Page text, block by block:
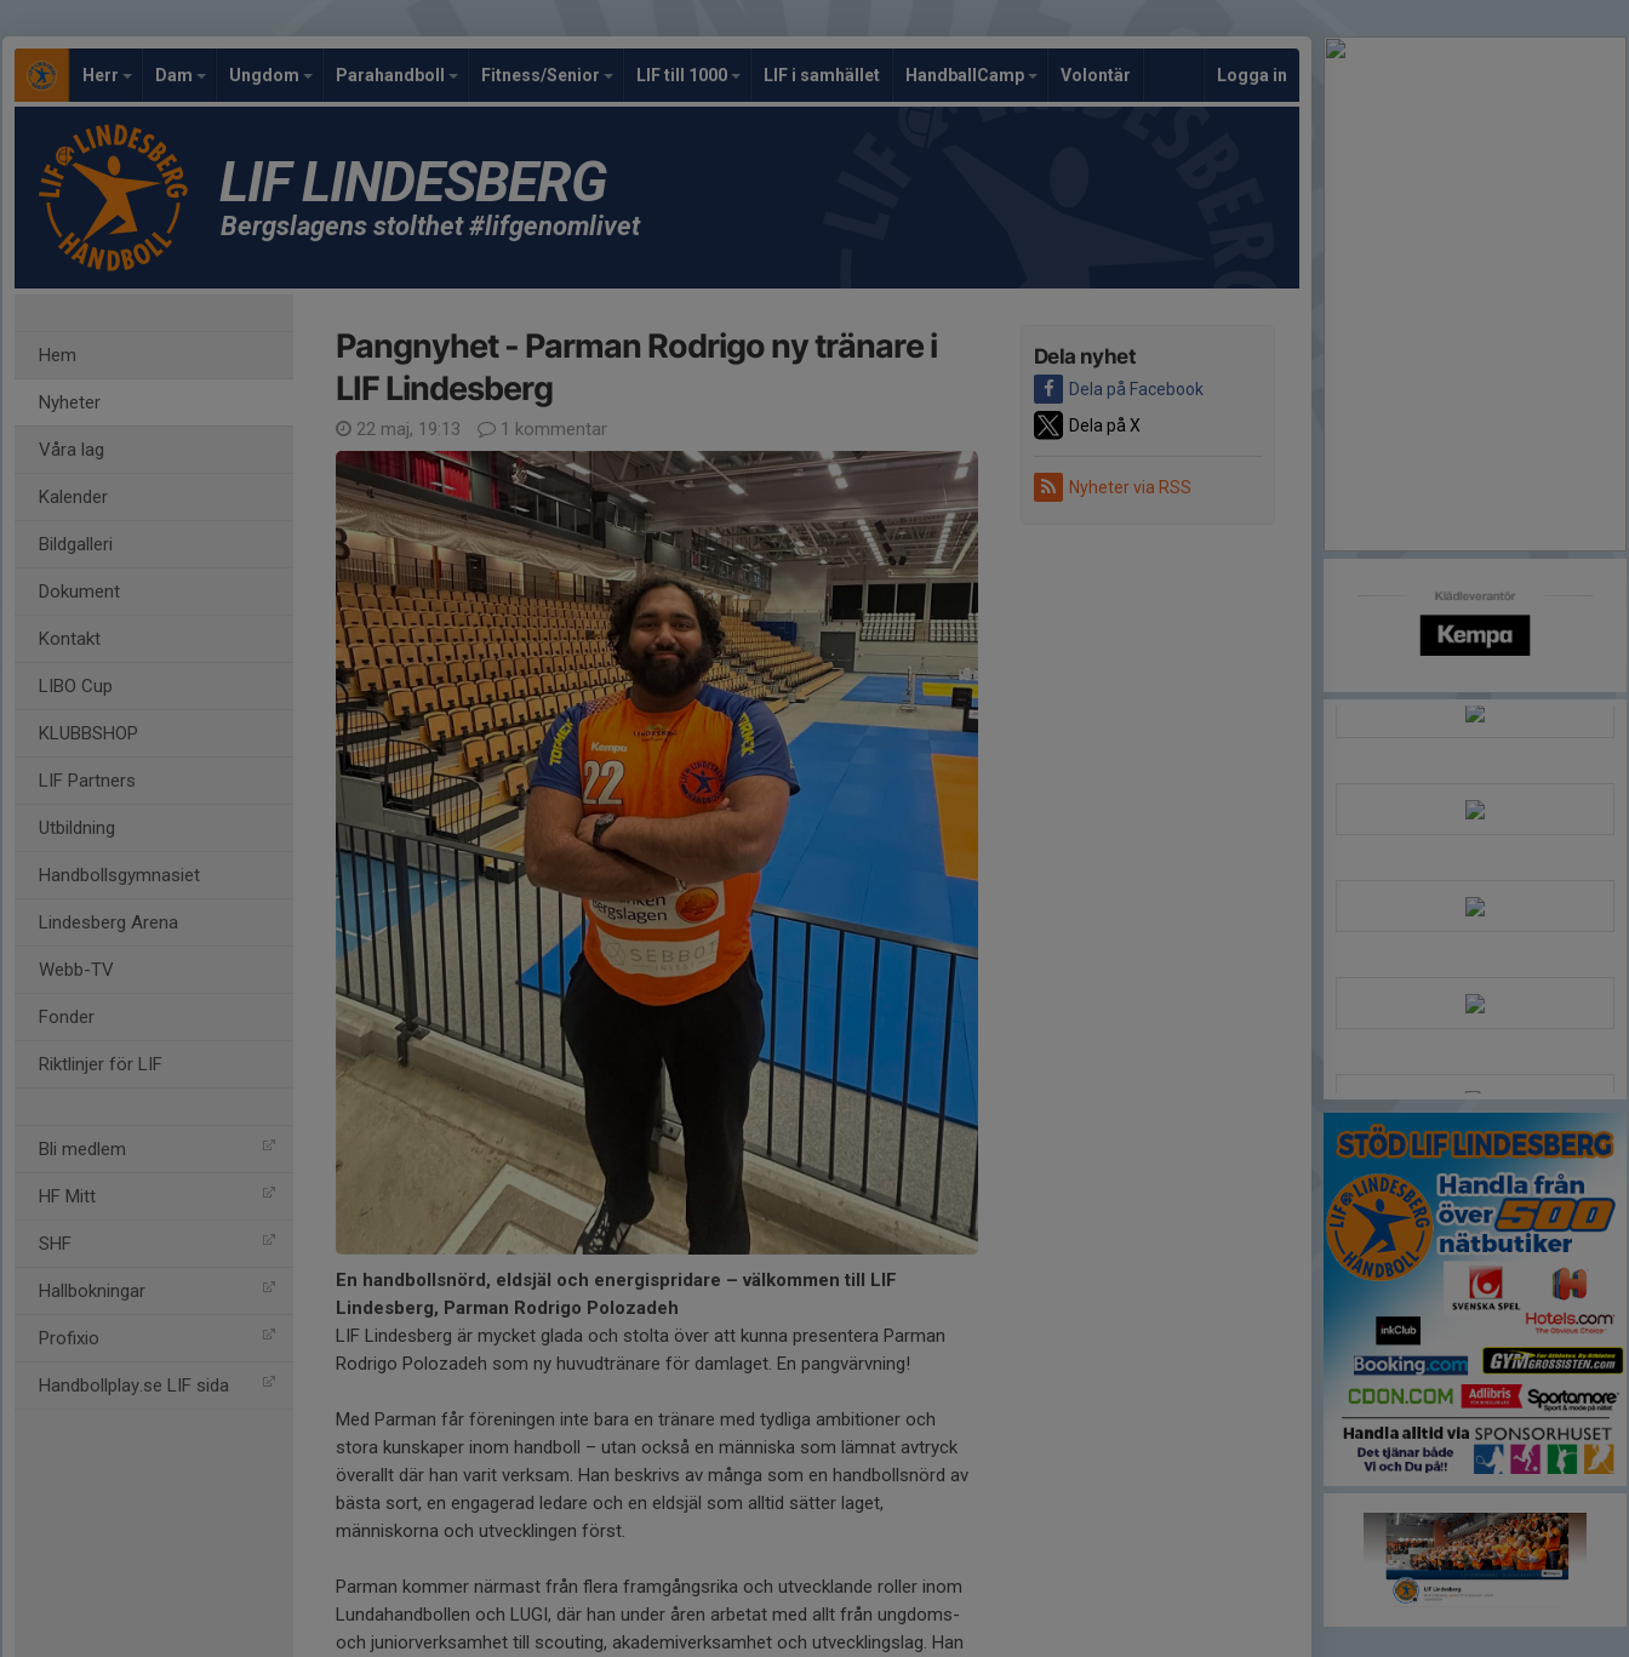
Herr Dam Ungdom Parahandboll Fitness/Senior LIF till 1000 LIF i samhället HandballCamp Volontär Logga in
LIF LINDESBERG
Bergslagens stolthet #lifgenomlivet
Hem
Nyheter
Våra lag
Kalender
Bildgalleri
Dokument
Kontakt
LIBO Cup
KLUBBSHOP
LIF Partners
Utbildning
Handbollsgymnasiet
Lindesberg Arena
Webb-TV
Fonder
Riktlinjer för LIF
Bli medlem
HF Mitt
SHF
Hallbokningar
Profixio
Handbollplay.se LIF sida
Dela nyhet
Dela på Facebook
Dela på X
Nyheter via RSS
Pangnyhet - Parman Rodrigo ny tränare i
LIF Lindesberg
22 maj, 19:13 1 kommentar
En handbollsnörd, eldsjäl och energispridare – välkommen till LIF
Lindesberg, Parman Rodrigo Polozadeh
LIF Lindesberg är mycket glada och stolta över att kunna presentera Parman
Rodrigo Polozadeh som ny huvudtränare för damlaget. En pangvärvning!
Med Parman får föreningen inte bara en tränare med tydliga ambitioner och
stora kunskaper inom handboll – utan också en människa som lämnat avtryck
överallt där han varit verksam. Han beskrivs av många som en handbollsnörd av
bästa sort, en engagerad ledare och en eldsjäl som alltid sätter laget,
människorna och utvecklingen först.
Parman kommer närmast från flera framgångsrika och utvecklande roller inom
Lundahandbollen och LUGI, där han under åren arbetat med allt från ungdoms-
och juniorverksamhet till scouting, akademiverksamhet och utvecklingslag. Han